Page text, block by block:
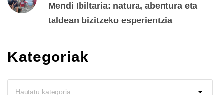
Mendi Ibiltaria: natura, abentura eta
taldean bizitzeko esperientzia
Kategoriak